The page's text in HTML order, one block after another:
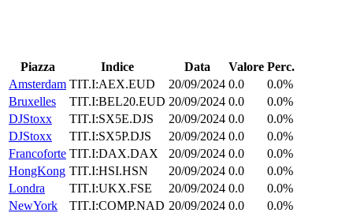
Piazza Indice Data Valore Perc.
Amsterdam TIT.I:AEX.EUD 20/09/2024 0.0
0.0%
Bruxelles
TIT.I:BEL20.EUD 20/09/2024 0.0
0.0%
DJStoxx
TIT.I:SX5E.DJS 20/09/2024 0.0
0.0%
DJStoxx
TIT.I:SX5P.DJS 20/09/2024 0.0
0.0%
Francoforte TIT.I:DAX.DAX 20/09/2024 0.0
0.0%
HongKong TIT.I:HSI.HSN 20/09/2024 0.0
0.0%
Londra
TIT.I:UKX.FSE 20/09/2024 0.0
0.0%
NewYork
TIT.I:COMP.NAD 20/09/2024 0.0
0.0%